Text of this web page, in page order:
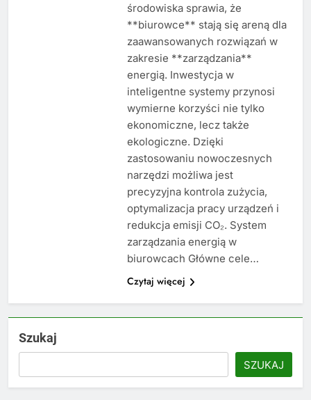
środowiska sprawia, że
**biurowce** stają się areną dla
zaawansowanych rozwiązań w
zakresie **zarządzania**
energią. Inwestycja w
inteligentne systemy przynosi
wymierne korzyści nie tylko
ekonomiczne, lecz także
ekologiczne. Dzięki
zastosowaniu nowoczesnych
narzędzi możliwa jest
precyzyjna kontrola zużycia,
optymalizacja pracy urządzeń i
redukcja emisji CO₂. System
zarządzania energią w
biurowcach Główne cele…
Czytaj więcej
Szukaj
SZUKAJ